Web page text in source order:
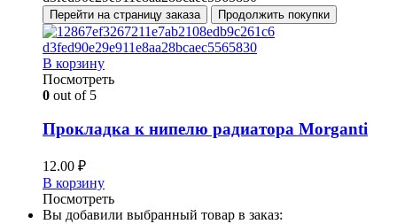
Перейти на страницу заказа Продолжить покупки
В корзину
Посмотреть
0 out of 5
Прокладка к нипелю радиатора Morganti
12.00 ₽
В корзину
Посмотреть
Вы добавили выбранный товар в заказ: